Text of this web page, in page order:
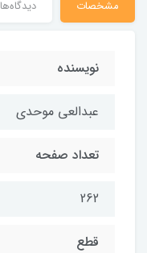
مشخصات دیدگاه‌ها
نویسنده
عبدالعی موحدی
تعداد صفحه
262
قطع